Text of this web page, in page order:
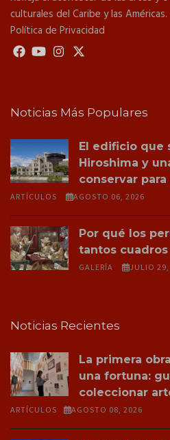
culturales del Caribe y las Américas.
Política de Privacidad
Noticias Más Populares
El edificio que
Hiroshima y
conservar
ARTÍCULOS AGOSTO 06, 2026
Por qué los
tantos cuadros
GALERÍA JULIO
Noticias Recientes
La primera
una fortuna:
coleccionar
ARTÍCULOS AGOSTO 08, 2026